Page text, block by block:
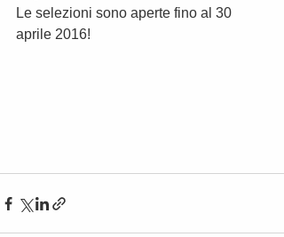
Le selezioni sono aperte fino al 30
aprile 2016!